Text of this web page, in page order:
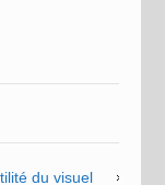
du visuel